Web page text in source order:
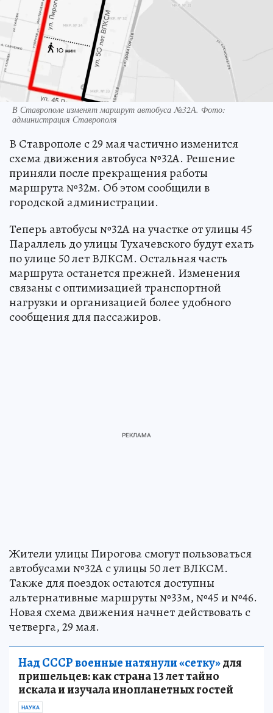
В Ставрополе изменят маршрут автобуса №32А. Фото:
администрация Ставрополя
В Ставрополе с 29 мая частично изменится
схема движения автобуса №32А. Решение
приняли после прекращения работы
маршрута №32м. Об этом сообщили в
городской администрации.
Теперь автобусы №32А на участке от улицы 45
Параллель до улицы Тухачевского будут ехать
по улице 50 лет ВЛКСМ. Остальная часть
маршрута останется прежней. Изменения
связаны с оптимизацией транспортной
нагрузки и организацией более удобного
сообщения для пассажиров.
Жители улицы Пирогова смогут пользоваться
автобусами №32А с улицы 50 лет ВЛКСМ.
Также для поездок остаются доступны
альтернативные маршруты №33м, №45 и №46.
Новая схема движения начнет действовать с
четверга, 29 мая.
Над СССР военные натянули «сетку»для
пришельцев: как страна 13 лет тайно
искала и изучала инопланетных гостей
НАУКА